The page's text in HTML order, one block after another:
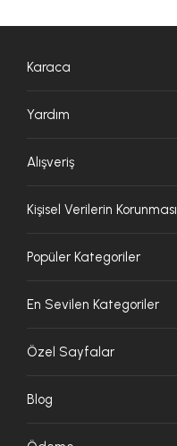
Karaca
Yardım
Alışveriş
Kişisel Verilerin Korunması
Popüler Kategoriler
En Sevilen Kategoriler
Özel Sayfalar
Blog